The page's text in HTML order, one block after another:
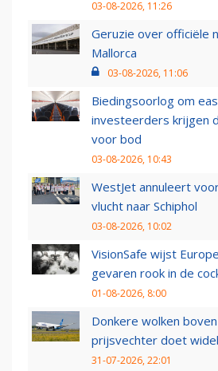
03-08-2026, 11:26
Geruzie over officiële
Mallorca
03-08-2026, 11:06
Biedingsoorlog om
investeerders krijgen
voor bod
03-08-2026, 10:43
WestJet annuleert
vlucht naar Schiphol
03-08-2026, 10:02
VisionSafe wijst
gevaren rook in de
01-08-2026, 8:00
Donkere wolken
prijsvechter doet
31-07-2026, 22:01